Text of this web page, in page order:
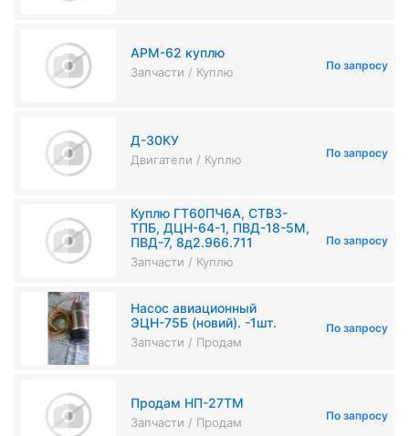
АРМ-62 куплю
Запчасти / Куплю По запросу
Д-30КУ
Двигатели / Куплю По запросу
Куплю ГТ60ПЧ6А, СТВ3-
ТПБ, ДЦН-64-1, ПВД-18-5М,
ПВД-7, 8д2.966.711
Запчасти / Куплю
По запросу
Насос авиационный
ЭЦН-75Б (новий). -1шт.
Запчасти / Продам
По запросу
Продам НП-27ТМ
Запчасти / Продам По запросу